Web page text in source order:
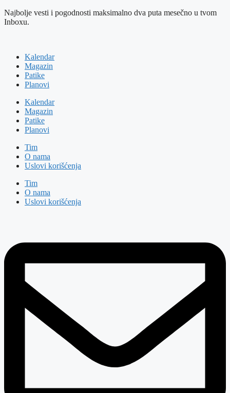
Najbolje vesti i pogodnosti maksimalno dva puta mesečno u tvom
Inboxu.
Kalendar
Magazin
Patike
Planovi
Kalendar
Magazin
Patike
Planovi
Tim
O nama
Uslovi korišćenja
Tim
O nama
Uslovi korišćenja